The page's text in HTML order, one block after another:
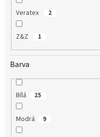
Veratex 2
Z&Z 1
Barva
Bílá 25
Modrá 9